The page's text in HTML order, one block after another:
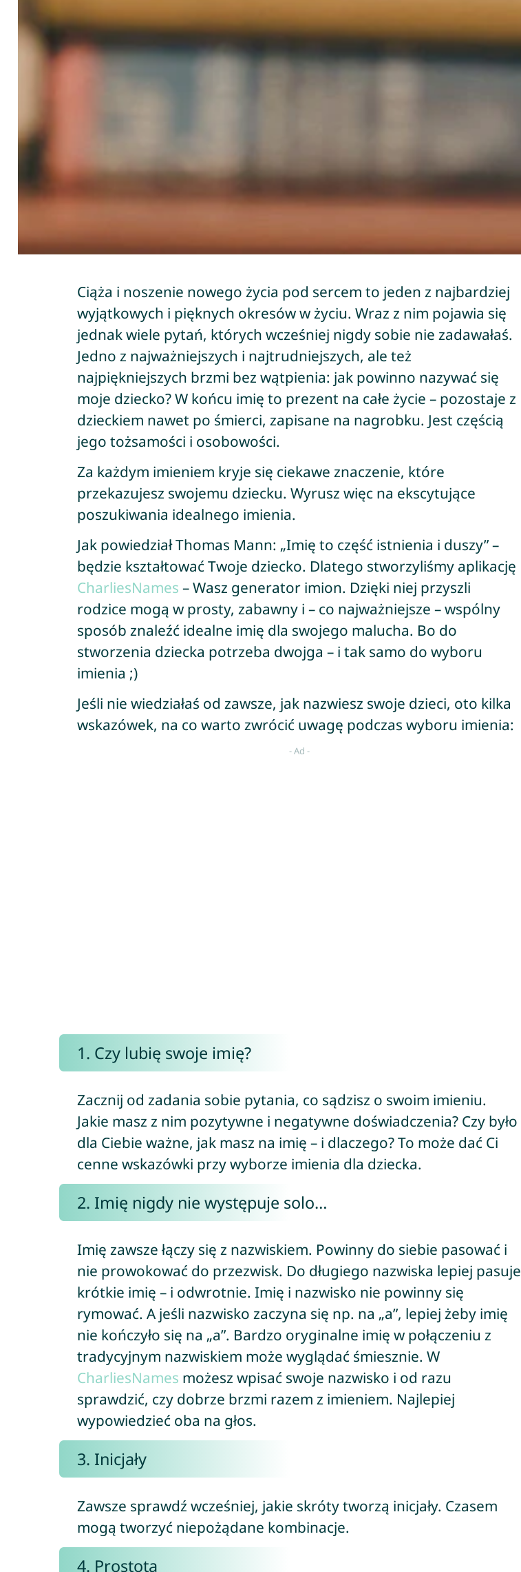
Ciąża i noszenie nowego życia pod sercem to jeden z najbardziej
wyjątkowych i pięknych okresów w życiu. Wraz z nim pojawia się
jednak wiele pytań, których wcześniej nigdy sobie nie zadawałaś.
Jedno z najważniejszych i najtrudniejszych, ale też
najpiękniejszych brzmi bez wątpienia: jak powinno nazywać się
moje dziecko? W końcu imię to prezent na całe życie – pozostaje z
dzieckiem nawet po śmierci, zapisane na nagrobku. Jest częścią
jego tożsamości i osobowości.
Za każdym imieniem kryje się ciekawe znaczenie, które
przekazujesz swojemu dziecku. Wyrusz więc na ekscytujące
poszukiwania idealnego imienia.
Jak powiedział Thomas Mann: „Imię to część istnienia i duszy” –
będzie kształtować Twoje dziecko. Dlatego stworzyliśmy aplikację
CharliesNames – Wasz generator imion. Dzięki niej przyszli
rodzice mogą w prosty, zabawny i – co najważniejsze – wspólny
sposób znaleźć idealne imię dla swojego malucha. Bo do
stworzenia dziecka potrzeba dwojga – i tak samo do wyboru
imienia ;)
Jeśli nie wiedziałaś od zawsze, jak nazwiesz swoje dzieci, oto kilka
wskazówek, na co warto zwrócić uwagę podczas wyboru imienia:
1. Czy lubię swoje imię?
Zacznij od zadania sobie pytania, co sądzisz o swoim imieniu.
Jakie masz z nim pozytywne i negatywne doświadczenia? Czy było
dla Ciebie ważne, jak masz na imię – i dlaczego? To może dać Ci
cenne wskazówki przy wyborze imienia dla dziecka.
2. Imię nigdy nie występuje solo…
Imię zawsze łączy się z nazwiskiem. Powinny do siebie pasować i
nie prowokować do przezwisk. Do długiego nazwiska lepiej pasuje
krótkie imię – i odwrotnie. Imię i nazwisko nie powinny się
rymować. A jeśli nazwisko zaczyna się np. na „a”, lepiej żeby imię
nie kończyło się na „a”. Bardzo oryginalne imię w połączeniu z
tradycyjnym nazwiskiem może wyglądać śmiesznie. W
CharliesNames możesz wpisać swoje nazwisko i od razu
sprawdzić, czy dobrze brzmi razem z imieniem. Najlepiej
wypowiedzieć oba na głos.
3. Inicjały
Zawsze sprawdź wcześniej, jakie skróty tworzą inicjały. Czasem
mogą tworzyć niepożądane kombinacje.
4. Prostota